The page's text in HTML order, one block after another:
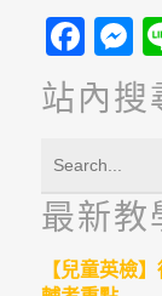
站內搜
最新教
【兒童英檢